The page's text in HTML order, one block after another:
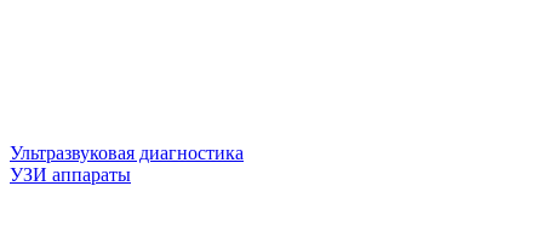
Ультразвуковая диагностика
УЗИ аппараты